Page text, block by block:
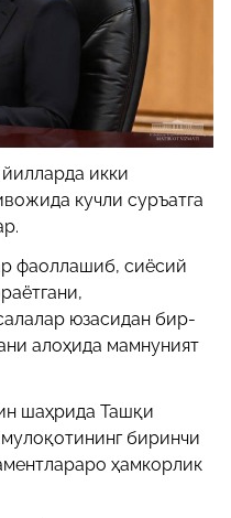
икки
кучли суръатга
фаоллашиб, сиёсий
юзасидан бир-
алоҳида мамнуният
шаҳрида Ташқи
биринчи
ҳамкорлик